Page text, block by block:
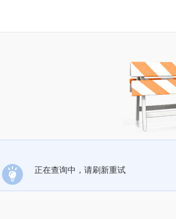
正在查询中，请刷新重试